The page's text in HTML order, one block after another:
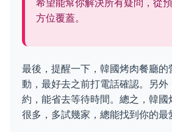
方位覆蓋。
最後，提醒一下，韓國烤肉餐廳的
動，最好去之前打電話確認。另外
約，能省去等待時間。總之，韓
很多，多試幾家，總能找到你的最